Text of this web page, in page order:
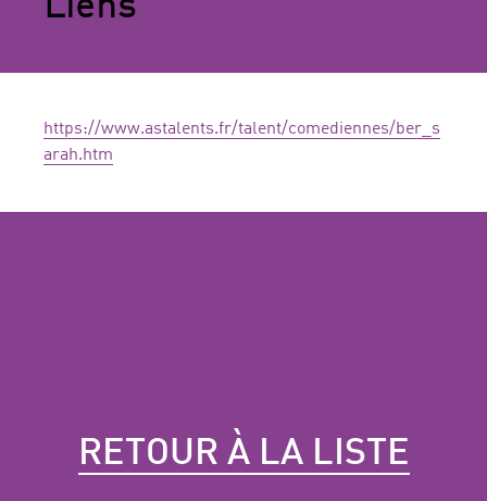
Liens
https://www.astalents.fr/talent/comediennes/ber_s
arah.htm
RETOUR À LA LISTE